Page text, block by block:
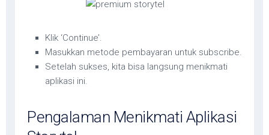
Klik ‘Continue’.
Masukkan metode pembayaran untuk subscribe.
Setelah sukses, kita bisa langsung menikmati
aplikasi ini.
Pengalaman Menikmati Aplikasi